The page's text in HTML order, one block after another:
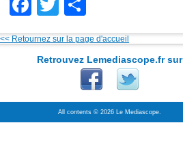
Facebook
Twitter
<< Retournez sur la page d'accueil
Retrouvez Lemediascope.fr sur
All contents © 2026 Le Mediascope.